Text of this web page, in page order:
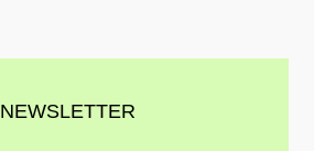
NEWSLETTER